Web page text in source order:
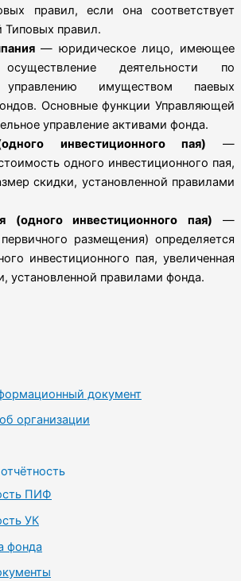
документ
организации
ПИФ
УК
фонда
правил, если она соответствует
правил.
— юридическое лицо, имеющее
деятельности по
управлению имуществом паевых
Основные функции Управляющей
управление активами фонда.
инвестиционного пая) —
одного инвестиционного пая,
скидки, установленной правилами
(одного инвестиционного пая) —
размещения) определяется
инвестиционного пая, увеличенная
установленной правилами фонда.